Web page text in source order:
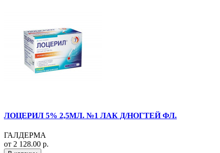
ЛОЦЕРИЛ 5% 2,5МЛ. №1 ЛАК Д/НОГТЕЙ ФЛ.
ГАЛДЕРМА
от 2 128.00 р.